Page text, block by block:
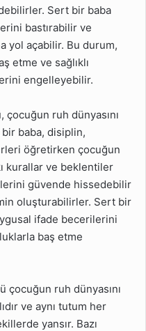
Sert bir baba
bastırabilir ve
yol açabilir. Bu durum,
etme ve sağlıklı
engelleyebilir.
ruh dünyasını
baba, disiplin,
öğretirken çocuğun
kurallar ve beklentiler
güvende hissedebilir
oluşturabilirler. Sert bir
ifade becerilerini
baş etme
çocuğun ruh dünyasını
ve aynı tutum her
yansır. Bazı